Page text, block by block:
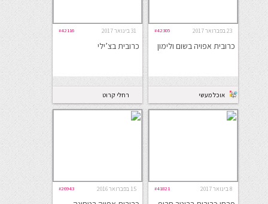
23 בפברואר 2017 #42305
כרובית אפויה בשום ולימון
אוכל מעשי
31 בינואר 2017 #42116
כרובית בצ’ילי
רחלי קרוט
8 בינואר 2017 #41821 15 בפברואר 2016 #26943